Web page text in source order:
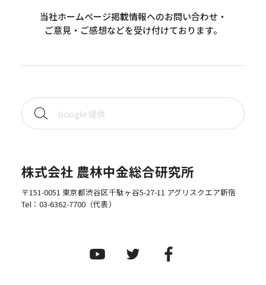
当社ホームページ掲載情報へのお問い合わせ・
ご意見・ご感想などを受け付けております。
株式会社 農林中金総合研究所
〒151-0051 東京都渋谷区千駄ヶ谷5-27-11 アグリスクエア新宿
Tel： 03-6362-7700（代表）